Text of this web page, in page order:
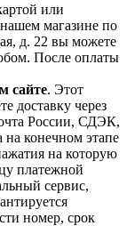
или
магазине по
д. 22 вы можете
После оплаты
сайте. Этот
доставку через
России, СДЭК,
на конечном этапе
на которую
платежной
сервис,
номер, срок